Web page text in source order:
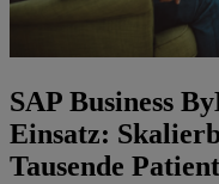
SAP Business
Einsatz:
Tausende